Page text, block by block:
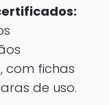
com fichas
de uso.